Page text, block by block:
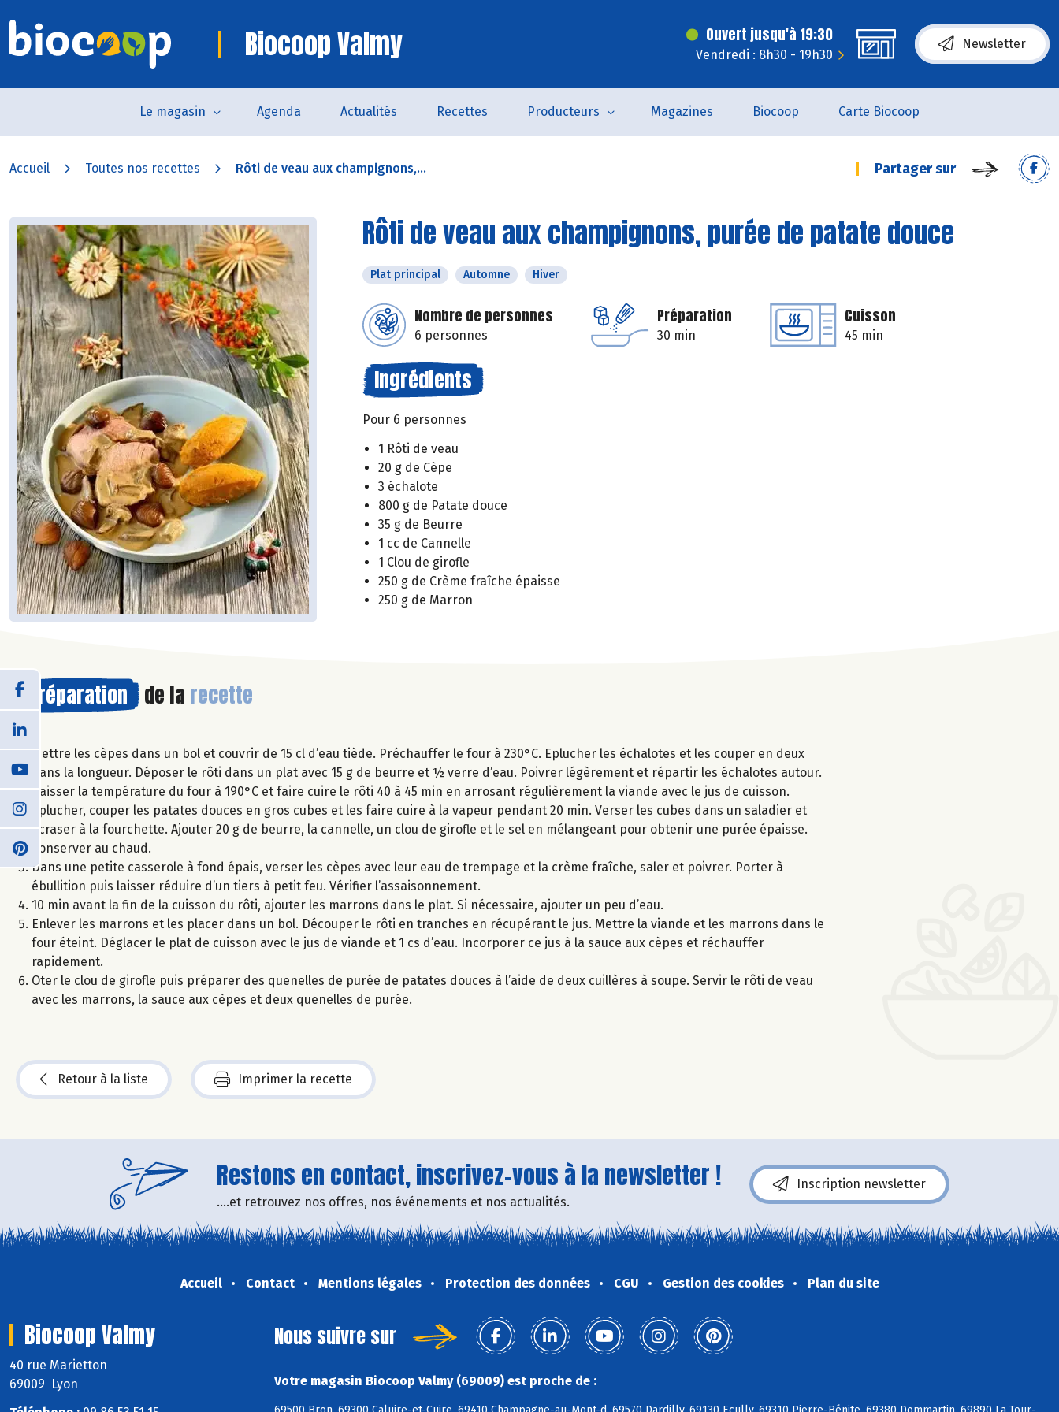
Biocoop Valmy Ouvert jusqu'à 19:30
Vendredi : 8h30 - 19h30
Newsletter
Le magasin Agenda Actualités Recettes Producteurs Magazines Biocoop Carte Biocoop
Accueil Toutes nos recettes Rôti de veau aux champignons,... Partager sur
Rôti de veau aux champignons, purée de patate douce
Plat principal Automne Hiver
Nombre de personnes
6 personnes
Préparation
30 min
Cuisson
45 min
Ingrédients
Pour 6 personnes
1 Rôti de veau
20 g de Cèpe
3 échalote
800 g de Patate douce
35 g de Beurre
1 cc de Cannelle
1 Clou de girofle
250 g de Crème fraîche épaisse
250 g de Marron
Préparation de la recette
Mettre les cèpes dans un bol et couvrir de 15 cl d’eau tiède. Préchauffer le four à 230°C. Eplucher les échalotes et les couper en deux
dans la longueur. Déposer le rôti dans un plat avec 15 g de beurre et ½ verre d’eau. Poivrer légèrement et répartir les échalotes autour.
Baisser la température du four à 190°C et faire cuire le rôti 40 à 45 min en arrosant régulièrement la viande avec le jus de cuisson.
Eplucher, couper les patates douces en gros cubes et les faire cuire à la vapeur pendant 20 min. Verser les cubes dans un saladier et
écraser à la fourchette. Ajouter 20 g de beurre, la cannelle, un clou de girofle et le sel en mélangeant pour obtenir une purée épaisse.
Conserver au chaud.
Dans une petite casserole à fond épais, verser les cèpes avec leur eau de trempage et la crème fraîche, saler et poivrer. Porter à
ébullition puis laisser réduire d’un tiers à petit feu. Vérifier l’assaisonnement.
10 min avant la fin de la cuisson du rôti, ajouter les marrons dans le plat. Si nécessaire, ajouter un peu d’eau.
Enlever les marrons et les placer dans un bol. Découper le rôti en tranches en récupérant le jus. Mettre la viande et les marrons dans le
four éteint. Déglacer le plat de cuisson avec le jus de viande et 1 cs d’eau. Incorporer ce jus à la sauce aux cèpes et réchauffer
rapidement.
Oter le clou de girofle puis préparer des quenelles de purée de patates douces à l’aide de deux cuillères à soupe. Servir le rôti de veau
avec les marrons, la sauce aux cèpes et deux quenelles de purée.
Retour à la liste Imprimer la recette
Restons en contact, inscrivez-vous à la newsletter !
....et retrouvez nos offres, nos événements et nos actualités.
Inscription newsletter
Accueil Contact Mentions légales Protection des données CGU Gestion des cookies Plan du site
Biocoop Valmy
40 rue Marietton
69009 Lyon
Nous suivre sur
Votre magasin Biocoop Valmy (69009) est proche de :